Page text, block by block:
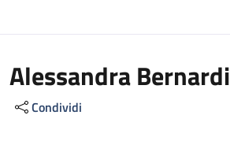
Alessandra Bernardi
Condividi